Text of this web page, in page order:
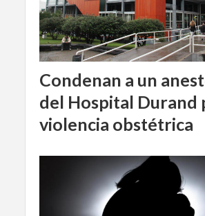
Condenan a un
del Hospital Durand
violencia obstétrica